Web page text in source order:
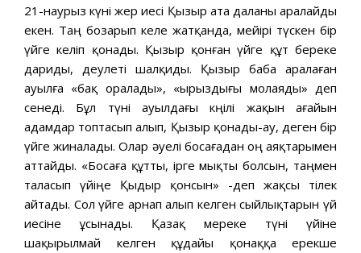
21-наурыз күні жер иесі Қызыр ата даланы аралайды
екен. Таң бозарып келе жатқанда, мейірі түскен бір
үйге келіп қонады. Қызыр қонған үйге құт береке
дариды, деулеті шалқиды. Қызыр баба аралаған
ауылға «бақ оралады», «ырыздығы молаяды» деп
сенеді. Бұл түні ауылдағы көңілі жақын ағайын
адамдар топтасып алып, Қызыр қонады-ау, деген бір
үйге жиналады. Олар әуелі босағадан оң аяқтарымен
аттайды. «Босаға құтты, ірге мықты болсын, таңмен
таласып үйіңе Қыдыр қонсын» -деп жақсы тілек
айтады. Сол үйге арнап алып келген сыйлықтарын үй
иесіне ұсынады. Қазақ мереке түні үйіне
шақырылмай келген құдайы қонаққа ерекше